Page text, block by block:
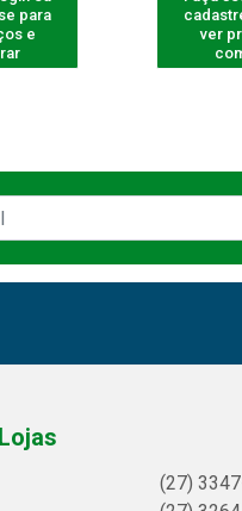
para
e
ver
(27)